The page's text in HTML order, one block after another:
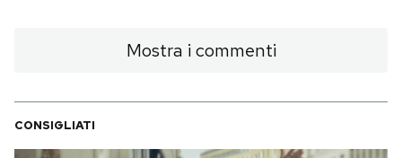
Mostra i commenti
CONSIGLIATI